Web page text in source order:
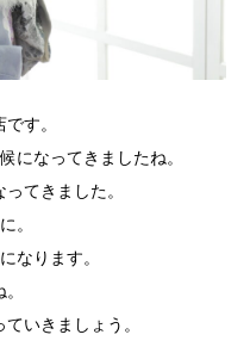
す。
になってきましたね。
てきました。
。
なります。
いきましょう。